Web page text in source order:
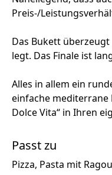
Preis-/
Das Bukett
legt. Das Finale ist
Alles in allem ein
einfache mediterrane
Dolce Vita“ in Ihren
Passt zu
Pizza, Pasta mit